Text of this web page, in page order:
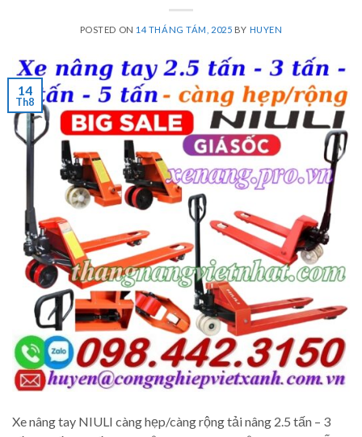
POSTED ON 14 THÁNG TÁM, 2025 BY HUYEN
14
Th8
Xe nâng tay NIULI càng hẹp/càng rộng tải nâng 2.5 tấn – 3